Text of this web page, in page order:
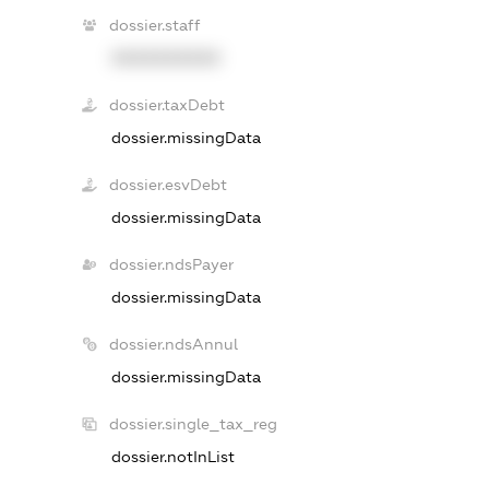
dossier.staff
dossier.taxDebt
dossier.missingData
dossier.esvDebt
dossier.missingData
dossier.ndsPayer
dossier.missingData
dossier.ndsAnnul
dossier.missingData
dossier.single_tax_reg
dossier.notInList